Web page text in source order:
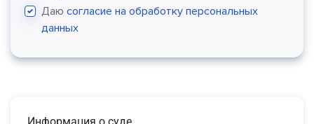
Даю согласие на обработку персональных
данных